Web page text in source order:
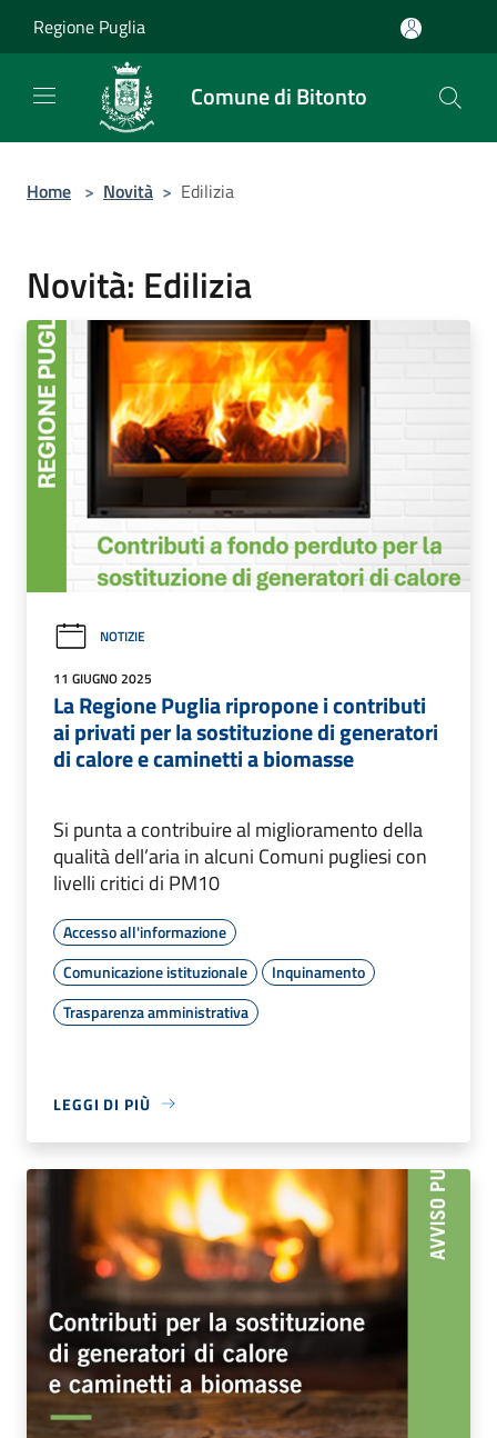
Regione Puglia
Comune di Bitonto
Home > Novità > Edilizia
Novità: Edilizia
NOTIZIE
11 GIUGNO 2025
La Regione Puglia ripropone i contributi
ai privati per la sostituzione di generatori
di calore e caminetti a biomasse
Si punta a contribuire al miglioramento della
qualità dell’aria in alcuni Comuni pugliesi con
livelli critici di PM10
Accesso all'informazione
Comunicazione istituzionale
Inquinamento
Trasparenza amministrativa
LEGGI DI PIÙ